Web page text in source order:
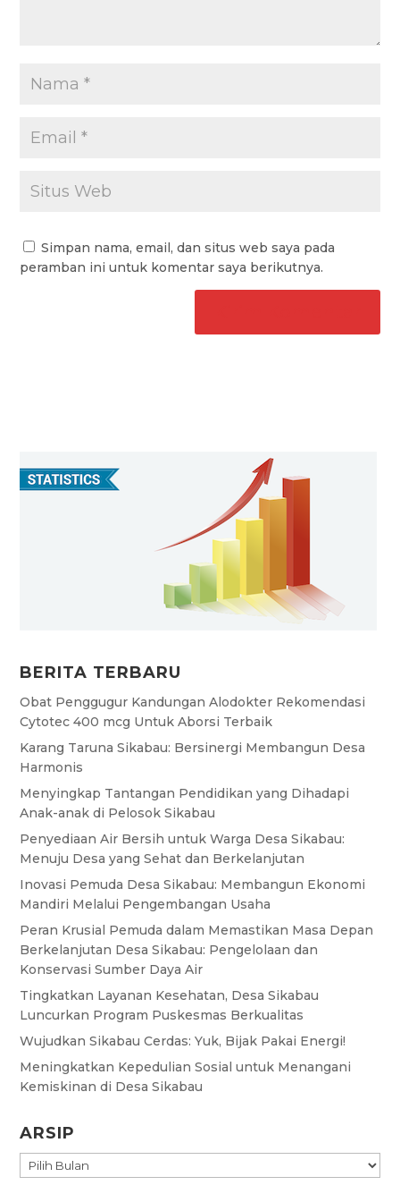
Simpan nama, email, dan situs web saya pada
peramban ini untuk komentar saya berikutnya.
BERITA TERBARU
Obat Penggugur Kandungan Alodokter Rekomendasi
Cytotec 400 mcg Untuk Aborsi Terbaik
Karang Taruna Sikabau: Bersinergi Membangun Desa
Harmonis
Menyingkap Tantangan Pendidikan yang Dihadapi
Anak-anak di Pelosok Sikabau
Penyediaan Air Bersih untuk Warga Desa Sikabau:
Menuju Desa yang Sehat dan Berkelanjutan
Inovasi Pemuda Desa Sikabau: Membangun Ekonomi
Mandiri Melalui Pengembangan Usaha
Peran Krusial Pemuda dalam Memastikan Masa Depan
Berkelanjutan Desa Sikabau: Pengelolaan dan
Konservasi Sumber Daya Air
Tingkatkan Layanan Kesehatan, Desa Sikabau
Luncurkan Program Puskesmas Berkualitas
Wujudkan Sikabau Cerdas: Yuk, Bijak Pakai Energi!
Meningkatkan Kepedulian Sosial untuk Menangani
Kemiskinan di Desa Sikabau
ARSIP
ARSIP